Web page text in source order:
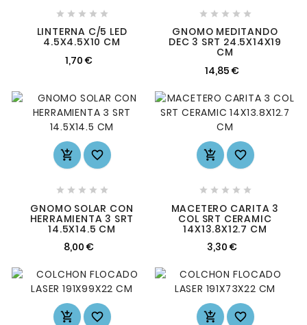
    
LINTERNA C/5 LED
4.5X4.5X10 CM
1,70 €
    
GNOMO MEDITANDO
DEC 3 SRT 24.5X14X19
CM
14,85 €
 
    
GNOMO SOLAR CON
HERRAMIENTA 3 SRT
14.5X14.5 CM
8,00 €
 
    
MACETERO CARITA 3
COL SRT CERAMIC
14X13.8X12.7 CM
3,30 €
   